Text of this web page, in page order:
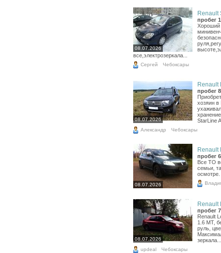
08.07.2026
Renault
пробег
Хороший
все,электрозеркала...
Сергей Чебоксары
08.07.2026
Renault
пробег
хозяин в
StarLine
Александр Чебоксары
08.07.2026
Renault
пробег
Все ТО
семьи,
осмотре.
08.07.2026
Renault
пробег
Renault
1.6 МТ,
руль,
зеркала...
updeal Чебоксары